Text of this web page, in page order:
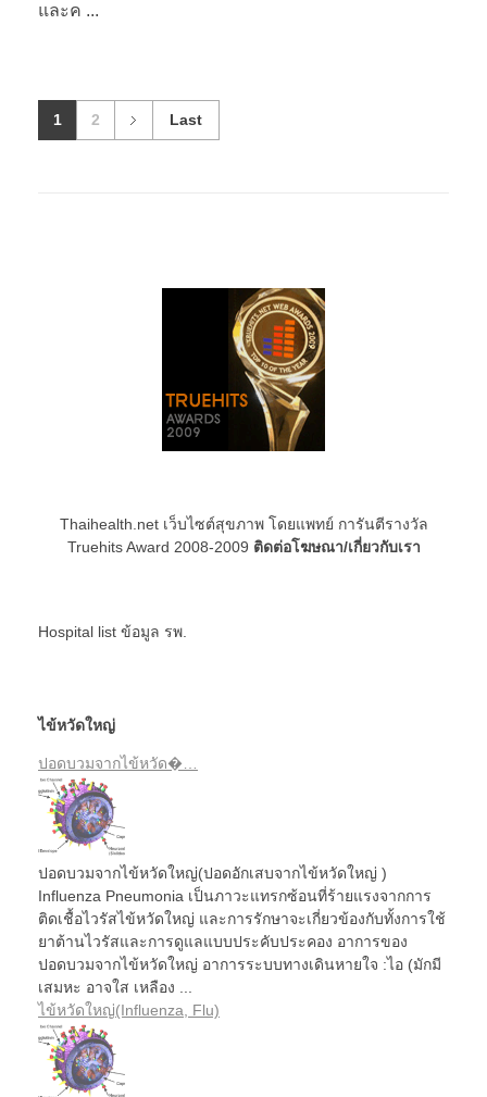
และค ...
1 2 Last
Thaihealth.net เว็บไซต์สุขภาพ โดยแพทย์ การันตีรางวัล
Truehits Award 2008-2009 ติดต่อโฆษณา/เกี่ยวกับเรา
Hospital list ข้อมูล รพ.
ไข้หวัดใหญ่
ปอดบวมจากไข้หวัด�…
ปอดบวมจากไข้หวัดใหญ่(ปอดอักเสบจากไข้หวัดใหญ่ )
Influenza Pneumonia เป็นภาวะแทรกซ้อนที่ร้ายแรงจากการ
ติดเชื้อไวรัสไข้หวัดใหญ่ และการรักษาจะเกี่ยวข้องกับทั้งการใช้
ยาต้านไวรัสและการดูแลแบบประคับประคอง อาการของ
ปอดบวมจากไข้หวัดใหญ่ อาการระบบทางเดินหายใจ :ไอ (มักมี
เสมหะ อาจใส เหลือง ...
ไข้หวัดใหญ่(Influenza, Flu)